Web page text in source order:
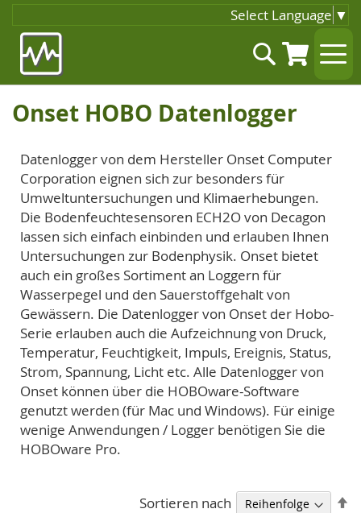
Select Language ▼
Inhalt
springen
Suche
Onset HOBO Datenlogger
Datenlogger von dem Hersteller Onset Computer
Corporation eignen sich zur besonders für
Umweltuntersuchungen und Klimaerhebungen.
Die Bodenfeuchtesensoren ECH2O von Decagon
lassen sich einfach einbinden und erlauben Ihnen
Untersuchungen zur Bodenphysik. Onset bietet
auch ein großes Sortiment an Loggern für
Wasserpegel und den Sauerstoffgehalt von
Gewässern. Die Datenlogger von Onset der Hobo-
Serie erlauben auch die Aufzeichnung von Druck,
Temperatur, Feuchtigkeit, Impuls, Ereignis, Status,
Strom, Spannung, Licht etc. Alle Datenlogger von
Onset können über die HOBOware-Software
genutzt werden (für Mac und Windows). Für einige
wenige Anwendungen / Logger benötigen Sie die
HOBOware Pro.
Sortieren nach